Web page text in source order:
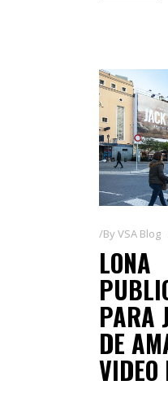
ByVSA Blog
LONA
PARA
DE